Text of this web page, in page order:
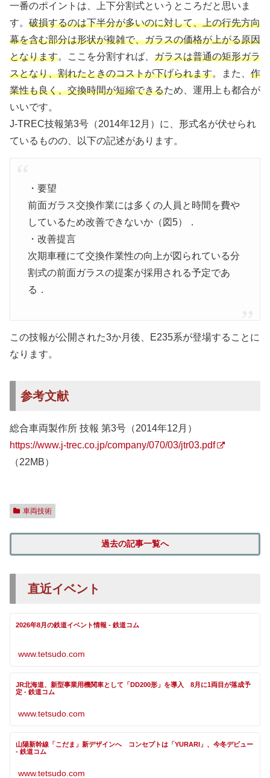
一番のポイントは、上下分割式というところだと思いま
す。 破損するのは下半分が多いのに対して、上の行先方向
幕を含む部分は形状が複雑で、ガラスの価格が上がる原因
となります。ここを分割すれば、 ガラスは普通の矩形ガラ
スとなり、割れたときのコストが下げられます。また、 作
業性も良く、交換時間が短縮できるため、運用上も都合が
いいです。
J-TREC技報第3号（2014年12月）に、形式名が伏せられ
ているものの、以下の記述があります。
・要望
前面ガラス交換作業には多くの人員と時間を費や
しているため改善できないか（図5）．
・改善提言
次期車種にて交換作業性の向上が図られている分
割式の前面ガラスの提案が採用される予定であ
る．
この技報が公開された3か月後、E235系が登場することに
なります。
参考文献
総合車両製作所 技報 第3号（2014年12月）
https://www.j-trec.co.jp/company/070/03/jtr03.pdf
（22MB）
車両技術
過去の記事一覧へ
直近イベント
2026年8月の鉄道イベント情報 - 鉄道コム
www.tetsudo.com
JR北海道、新型事業用機関車として「DD200形」を導入 8月に1両目が落成予
定 - 鉄道コム
www.tetsudo.com
山陽新幹線「こだま」新デザインへ コンセプトは「YURARI」、今冬デビュー
- 鉄道コム
www.tetsudo.com